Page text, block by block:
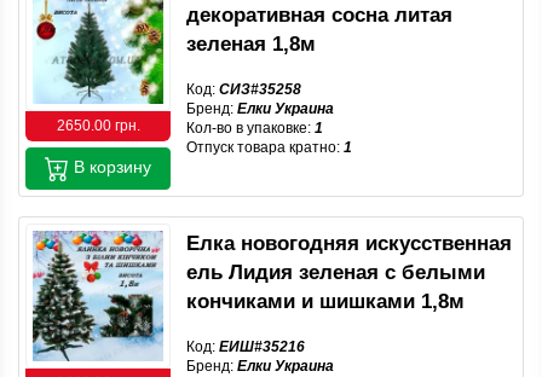
2650.00 грн.
декоративная сосна литая
зеленая 1,8м
Код: СИЗ#35258
Бренд: Елки Украина
Кол-во в упаковке: 1
Отпуск товара кратно: 1
В корзину
Елка новогодняя искусственная
ель Лидия зеленая с белыми
кончиками и шишками 1,8м
Код: ЕИШ#35216
Бренд: Елки Украина